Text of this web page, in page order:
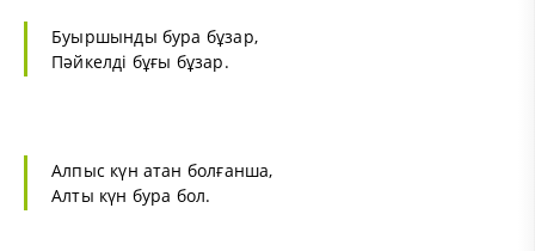
Буыршынды бура бұзар,
Пәйкелді бұғы бұзар.
Алпыс күн атан болғанша,
Алты күн бура бол.